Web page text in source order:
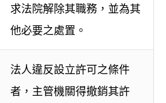
求法院解除其職務，並為其
他必要之處置。
法人違反設立許可之條件
者，主管機關得撤銷其許